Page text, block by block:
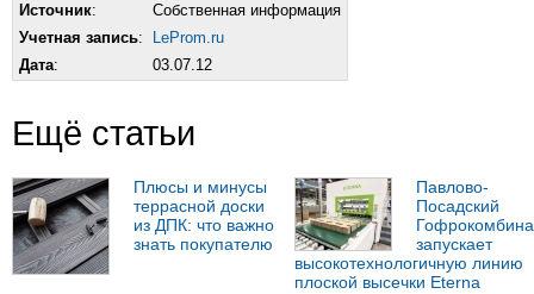
Источник:
Собственная информация
Учетная запись:
LeProm.ru
Дата: 03.07.12
Ещё статьи
Плюсы и минусы
террасной доски
из ДПК: что важно
знать покупателю
Павлово-
Посадский
запускает
высокотехнологичную линию
плоской высечки Eterna